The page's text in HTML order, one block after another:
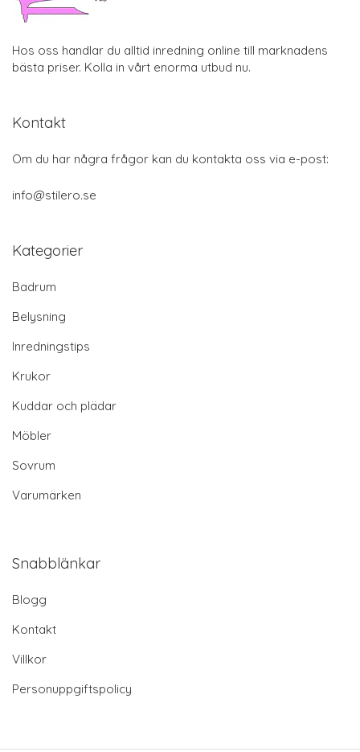
Hos oss handlar du alltid inredning online till marknadens
bästa priser. Kolla in vårt enorma utbud nu.
Kontakt
Om du har några frågor kan du kontakta oss via e-post:
info@stilero.se
Kategorier
Badrum
Belysning
Inredningstips
Krukor
Kuddar och plädar
Möbler
Sovrum
Varumärken
Snabblänkar
Blogg
Kontakt
Villkor
Personuppgiftspolicy